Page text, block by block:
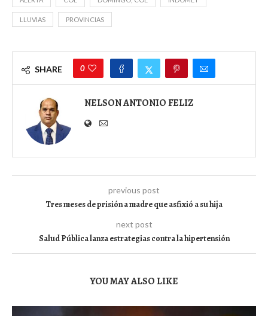
LLUVIAS PROVINCIAS
SHARE 0
NELSON ANTONIO FELIZ
previous post
Tres meses de prisión a madre que asfixió a su hija
next post
Salud Pública lanza estrategias contra la hipertensión
YOU MAY ALSO LIKE